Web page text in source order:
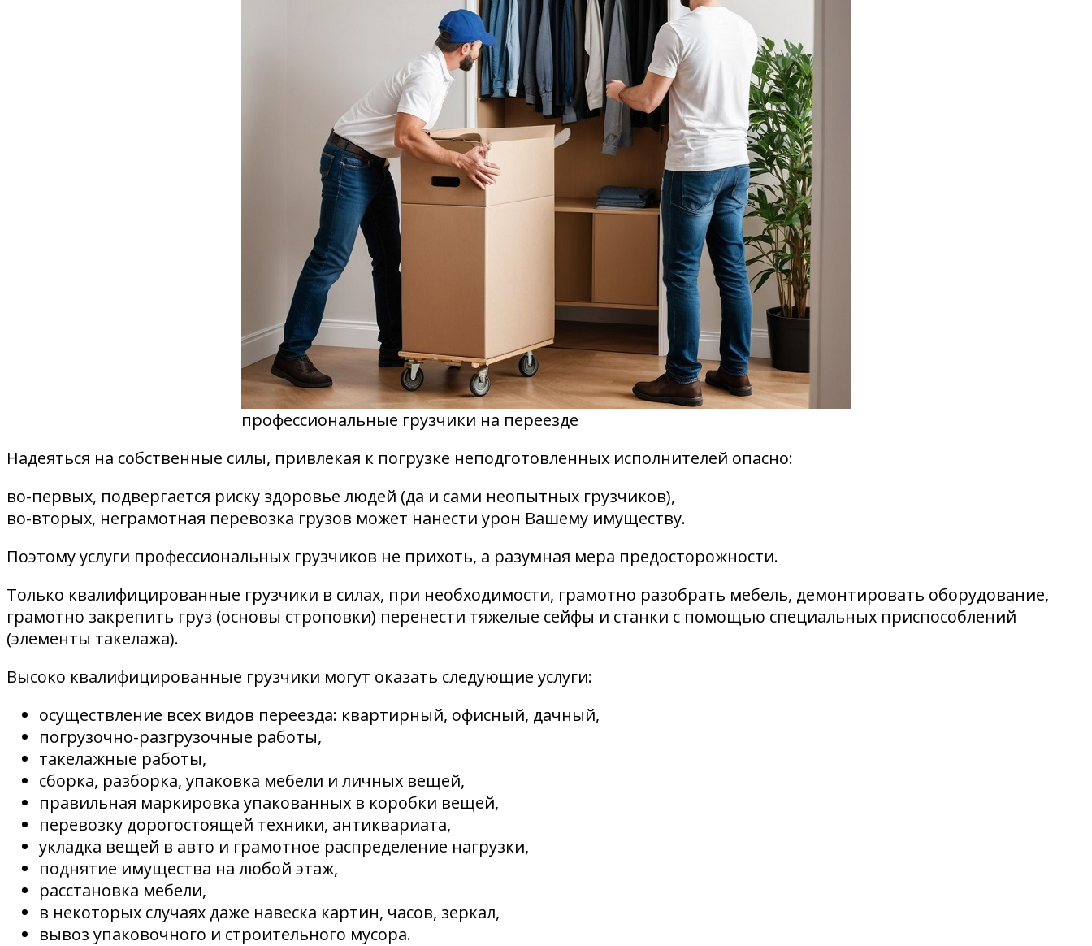
профессиональные грузчики на переезде
Надеяться на собственные силы, привлекая к погрузке неподготовленных исполнителей опасно:
во-первых, подвергается риску здоровье людей (да и сами неопытных грузчиков),
во-вторых, неграмотная перевозка грузов может нанести урон Вашему имуществу.
Поэтому услуги профессиональных грузчиков не прихоть, а разумная мера предосторожности.
Только квалифицированные грузчики в силах, при необходимости, грамотно разобрать мебель, демонтировать оборудование,
грамотно закрепить груз (основы строповки) перенести тяжелые сейфы и станки с помощью специальных приспособлений
(элементы такелажа).
Высоко квалифицированные грузчики могут оказать следующие услуги:
осуществление всех видов переезда: квартирный, офисный, дачный,
погрузочно-разгрузочные работы,
такелажные работы,
сборка, разборка, упаковка мебели и личных вещей,
правильная маркировка упакованных в коробки вещей,
перевозку дорогостоящей техники, антиквариата,
укладка вещей в авто и грамотное распределение нагрузки,
поднятие имущества на любой этаж,
расстановка мебели,
в некоторых случаях даже навеска картин, часов, зеркал,
вывоз упаковочного и строительного мусора.